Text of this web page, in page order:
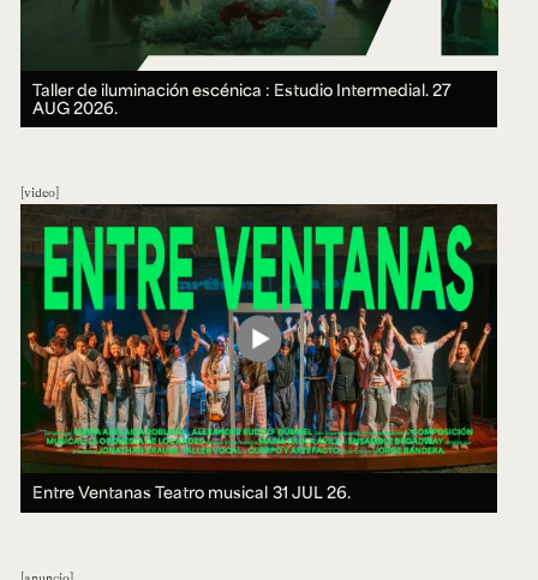
Taller de iluminación escénica : Estudio Intermedial.27
AUG 2026.
video
Entre Ventanas Teatro musical 31 JUL 26.